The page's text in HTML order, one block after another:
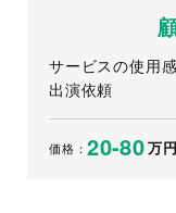
サービスの使用
出演依頼
価格：20-80 万